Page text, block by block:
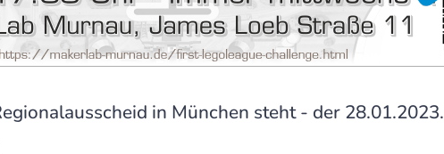
in München steht - der 28.01.2023.